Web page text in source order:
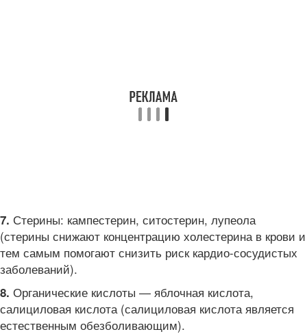
7. Стерины: кампестерин, ситостерин, лупеола
(стерины снижают концентрацию холестерина в крови и
тем самым помогают снизить риск кардио-сосудистых
заболеваний).
8. Органические кислоты — яблочная кислота,
салициловая кислота (салициловая кислота является
естественным обезболивающим).